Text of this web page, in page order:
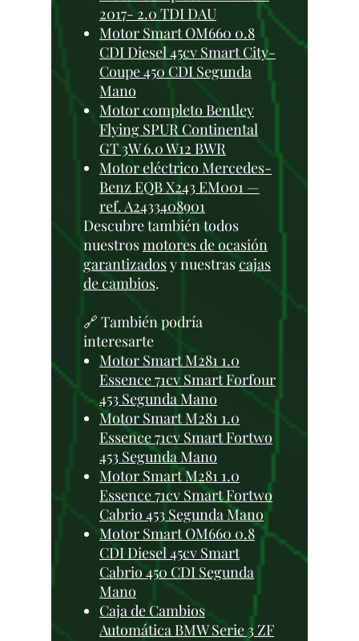
2017- 2.0 TDI DAU
Motor Smart OM660 0.8
CDI Diesel 45cv Smart City-
Coupe 450 CDI Segunda
Mano
Motor completo Bentley
Flying SPUR Continental
GT 3W 6.0 W12 BWR
Motor eléctrico Mercedes-
Benz EQB X243 EM001 —
ref. A2433408901
Descubre también todos
nuestrosmotores de ocasión
garantizadosy nuestrascajas
de cambios.
🔗 También podría
interesarte
Motor Smart M281 1.0
Essence 71cv Smart Forfour
453 Segunda Mano
Motor Smart M281 1.0
Essence 71cv Smart Fortwo
453 Segunda Mano
Motor Smart M281 1.0
Essence 71cv Smart Fortwo
Cabrio 453 Segunda Mano
Motor Smart OM660 0.8
CDI Diesel 45cv Smart
Cabrio 450 CDI Segunda
Mano
Caja de Cambios
Automática BMW Serie 3 ZF